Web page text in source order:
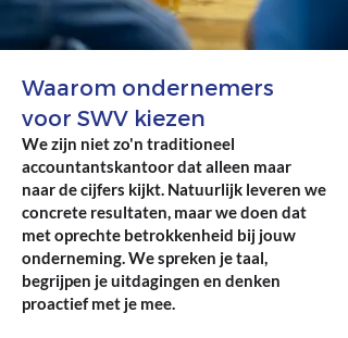
Waarom ondernemers
voor SWV kiezen
We zijn niet zo'n traditioneel
accountantskantoor dat alleen maar
naar de cijfers kijkt. Natuurlijk leveren we
concrete resultaten, maar we doen dat
met oprechte betrokkenheid bij jouw
onderneming. We spreken je taal,
begrijpen je uitdagingen en denken
proactief met je mee.